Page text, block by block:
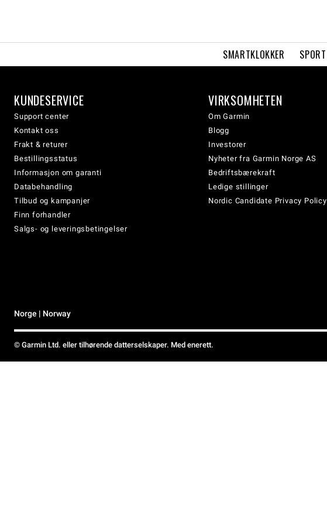
SMARTKLOKKER SPORT
KUNDESERVICE
Support center
Kontakt oss
Frakt & returer
Bestillingsstatus
Informasjon om garanti
Databehandling
Tilbud og kampanjer
Finn forhandler
Salgs- og leveringsbetingelser
VIRKSOMHETEN
Om Garmin
Blogg
Investorer
Nyheter fra Garmin Norge AS
Bedriftsbærekraft
Ledige stillinger
Nordic Candidate Privacy Policy
Norge | Norway
© Garmin Ltd. eller tilhørende datterselskaper. Med enerett.